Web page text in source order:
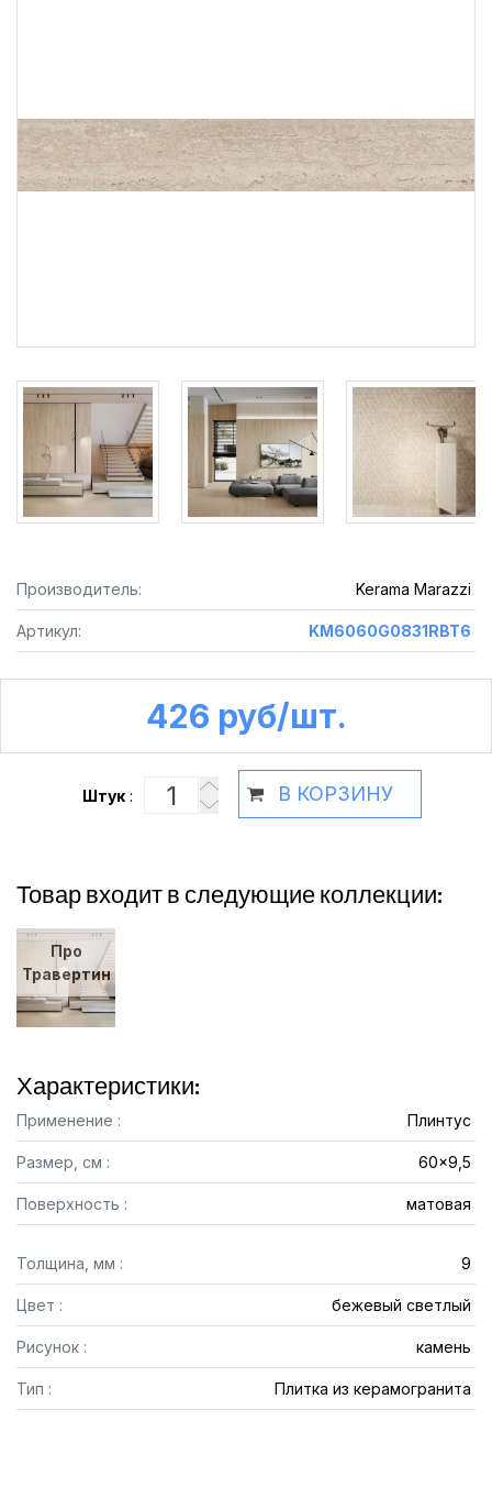
Производитель: Kerama Marazzi
Артикул: KM6060G0831RBT6
426 руб /шт.
Штук: В КОРЗИНУ
Товар входит в следующие коллекции:
Про
Травертин
Характеристики:
Применение : Плинтус
Размер, см : 60x9,5
Поверхность : матовая
Толщина, мм : 9
Цвет : бежевый светлый
Рисунок : камень
Тип : Плитка из керамогранита